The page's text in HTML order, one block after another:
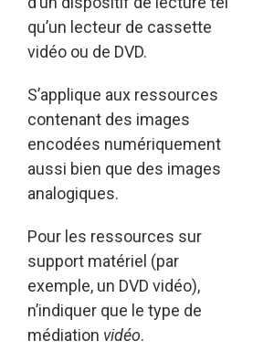
qu’un lecteur de cassette
vidéo ou de DVD.
S’applique aux ressources
contenant des images
encodées numériquement
aussi bien que des images
analogiques.
Pour les ressources sur
support matériel (par
exemple, un DVD vidéo),
n’indiquer que le type de
médiation vidéo.